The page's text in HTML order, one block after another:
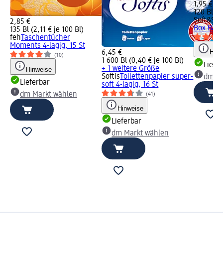
2,85 €
135 Bl (2,11 € je 100 Bl)
feh Taschentücher
Moments 4-lagig, 15 St
(10)
Hinweise
Lieferbar
dm Markt wählen
6,45 €
1 600 Bl (0,40 € je 100 Bl)
+ 1 weitere Größe
Softis Toilettenpapier super-
soft 4-lagig, 16 St
(41)
Hinweise
Lieferbar
dm Markt wählen
1,95 €
120 Bl
Box
dm